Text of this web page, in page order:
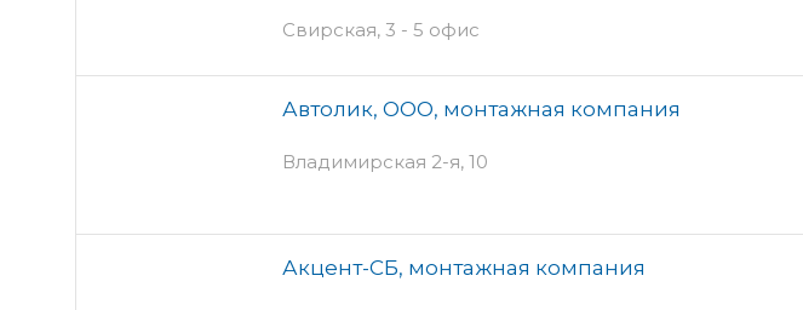
Свирская, 3 - 5 офис
Автолик, ООО, монтажная компания
Владимирская 2-я, 10
Акцент-СБ, монтажная компания